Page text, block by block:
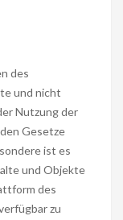
des
und nicht
Nutzung der
Gesetze
ist es
und Objekte
des
zu